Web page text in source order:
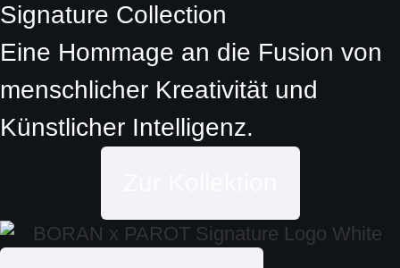
Signature Collection
Eine Hommage an die Fusion von
menschlicher Kreativität und
Künstlicher Intelligenz.